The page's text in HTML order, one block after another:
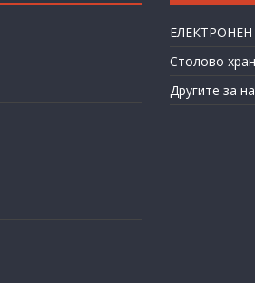
Столово
Другите за